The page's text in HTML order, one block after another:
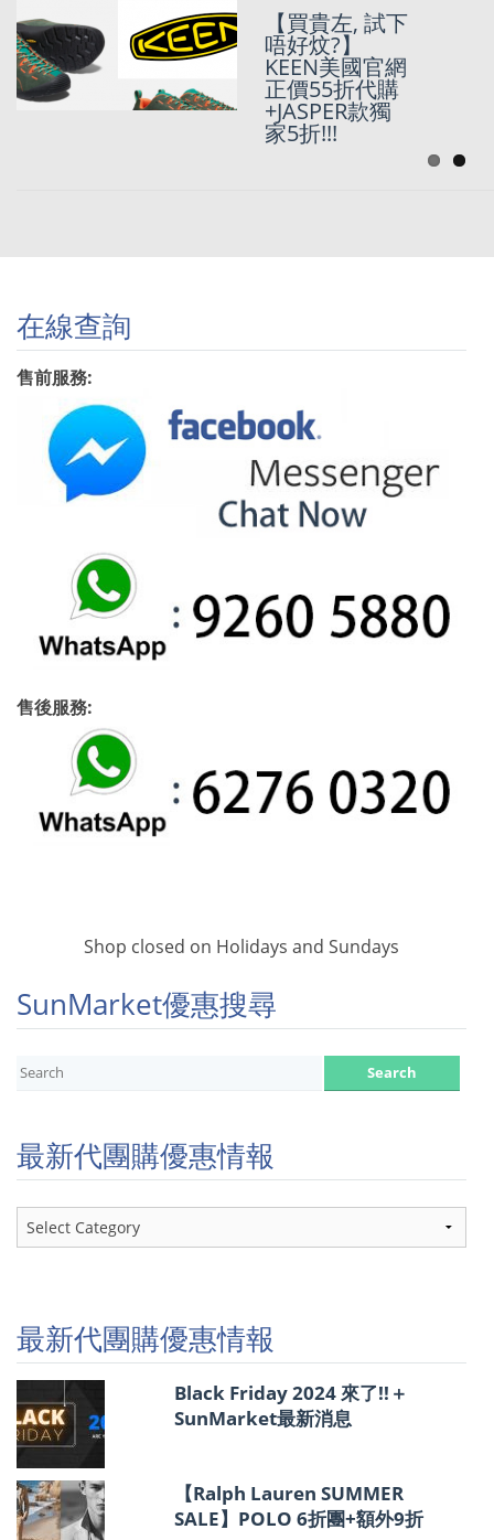
Keen Newport
H2 45折優惠!
【買貴左, 試下
唔好炆?】
KEEN美國官網
正價55折代購
+JASPER款獨
家5折!!!
在線查詢
售前服務:
售後服務:
Shop closed on Holidays and Sundays
SunMarket優惠搜尋
最新代團購優惠情報
最
新
優
惠
情
報
最新代團購優惠情報
Black Friday 2024 來了!!＋
SunMarket最新消息
【Ralph Lauren SUMMER
SALE】POLO 6折團+額外9折